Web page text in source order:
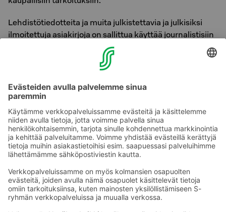
Lehdistötiedotteita ja muita julkistettavia ja julkisiksi
ilmoitettuja asiakirjoja on sallittua käyttää journalistisiin
tarkoituksiin sillä edellytyksellä, että tiedon lähde
mainitaan sitä käytettäessä.
käyttäjän omaa, henkilökohtaista käyttöä varten.
Karttapohjissa on käytetty OpenStreetMapin tietoja ©
OpenStreetMap
contributors
Ota yhteyttä
Hotellien yhteystiedot
Sokos Hotels uutiskirje
Tilaa uutiskirje